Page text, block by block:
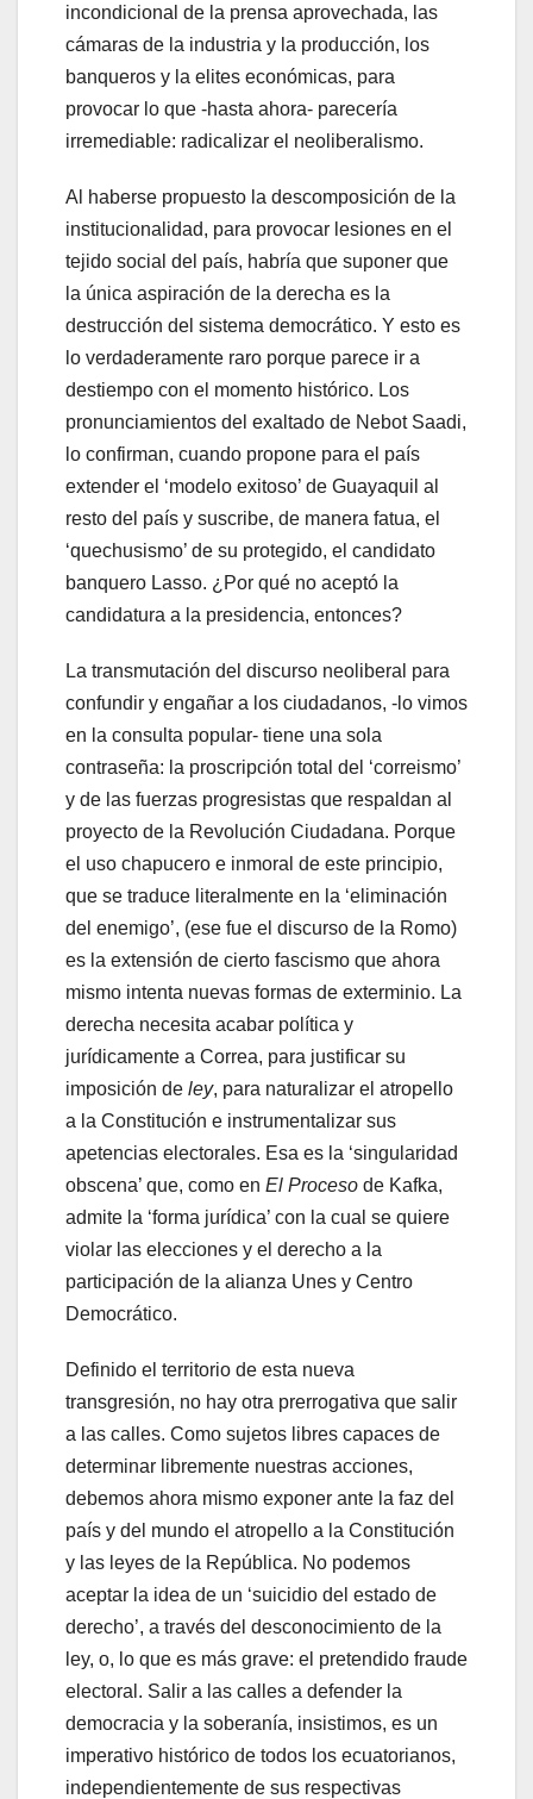
incondicional de la prensa aprovechada, las
cámaras de la industria y la producción, los
banqueros y la elites económicas, para
provocar lo que -hasta ahora- parecería
irremediable: radicalizar el neoliberalismo.
Al haberse propuesto la descomposición de la
institucionalidad, para provocar lesiones en el
tejido social del país, habría que suponer que
la única aspiración de la derecha es la
destrucción del sistema democrático. Y esto es
lo verdaderamente raro porque parece ir a
destiempo con el momento histórico. Los
pronunciamientos del exaltado de Nebot Saadi,
lo confirman, cuando propone para el país
extender el ‘modelo exitoso’ de Guayaquil al
resto del país y suscribe, de manera fatua, el
‘quechusismo’ de su protegido, el candidato
banquero Lasso. ¿Por qué no aceptó la
candidatura a la presidencia, entonces?
La transmutación del discurso neoliberal para
confundir y engañar a los ciudadanos, -lo vimos
en la consulta popular- tiene una sola
contraseña: la proscripción total del ‘correismo’
y de las fuerzas progresistas que respaldan al
proyecto de la Revolución Ciudadana. Porque
el uso chapucero e inmoral de este principio,
que se traduce literalmente en la ‘eliminación
del enemigo’, (ese fue el discurso de la Romo)
es la extensión de cierto fascismo que ahora
mismo intenta nuevas formas de exterminio. La
derecha necesita acabar política y
jurídicamente a Correa, para justificar su
imposición de ley, para naturalizar el atropello
a la Constitución e instrumentalizar sus
apetencias electorales. Esa es la ‘singularidad
obscena’ que, como en El Proceso de Kafka,
admite la ‘forma jurídica’ con la cual se quiere
violar las elecciones y el derecho a la
participación de la alianza Unes y Centro
Democrático.
Definido el territorio de esta nueva
transgresión, no hay otra prerrogativa que salir
a las calles. Como sujetos libres capaces de
determinar libremente nuestras acciones,
debemos ahora mismo exponer ante la faz del
país y del mundo el atropello a la Constitución
y las leyes de la República. No podemos
aceptar la idea de un ‘suicidio del estado de
derecho’, a través del desconocimiento de la
ley, o, lo que es más grave: el pretendido fraude
electoral. Salir a las calles a defender la
democracia y la soberanía, insistimos, es un
imperativo histórico de todos los ecuatorianos,
independientemente de sus respectivas